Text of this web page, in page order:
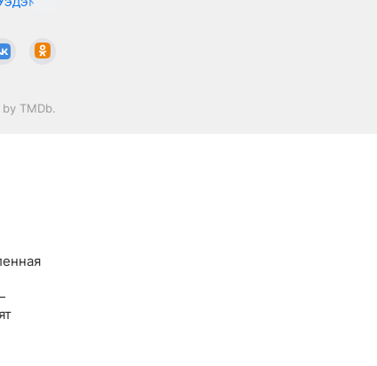
TMDb.